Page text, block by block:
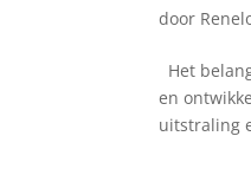
door
Het
en
uitstraling